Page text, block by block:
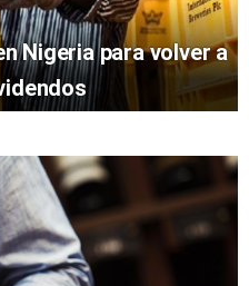
Nigeria para volver a